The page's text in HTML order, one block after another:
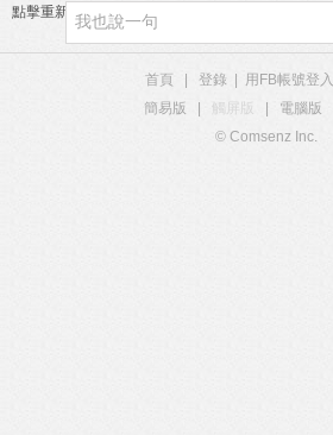
點擊重新加載
首頁 登錄 用FB帳號登入
簡易版
觸屏版 電腦版
© Comsenz Inc.